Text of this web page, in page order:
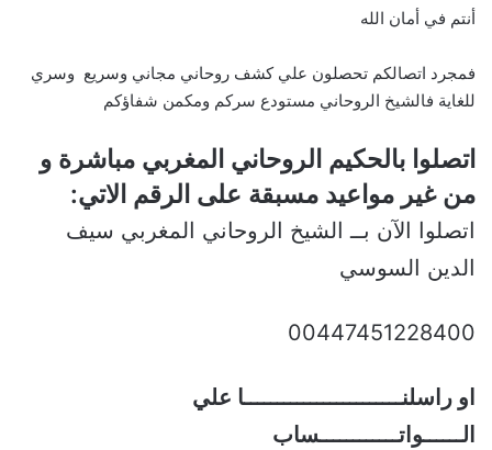
أنتم في أمان الله
فمجرد اتصالكم تحصلون علي كشف روحاني مجاني وسريع وسري
للغاية فالشيخ الروحاني مستودع سركم ومكمن شفاؤكم
اتصلوا بالحكيم الروحاني المغربي مباشرة و
من غير مواعيد مسبقة على الرقم الاتي:
اتصلوا الآن بــ الشيخ الروحاني المغربي سيف
الدين السوسي
00447451228400
او راسلنــــــــــــــــــــــــا علي
الــــــواتــــــــــــساب